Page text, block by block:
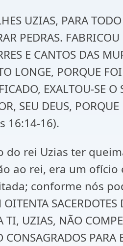
UZIAS, PARA TODO
PEDRAS.
E CANTOS DAS
LONGE, PORQUE
EXALTOU-SE
SEU DEUS,
16:14-16).
rei Uzias ter
ao rei, era um
conforme nós
TI, UZIAS, NÃO